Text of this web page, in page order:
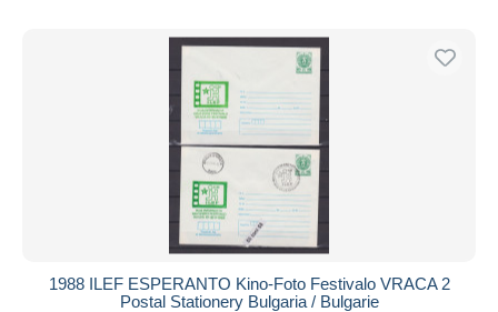
1988 ILEF ESPERANTO Kino-Foto Festivalo VRACA 2
Postal Stationery Bulgaria / Bulgarie